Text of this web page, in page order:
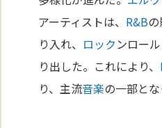
アーティストは、 R&B
り入れ、 ロックンロー
り出した。これにより、
り、主流音楽の一部とな